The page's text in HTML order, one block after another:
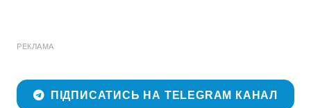
РЕКЛАМА
ПІДПИСАТИСЬ НА TELEGRAM КАНАЛ